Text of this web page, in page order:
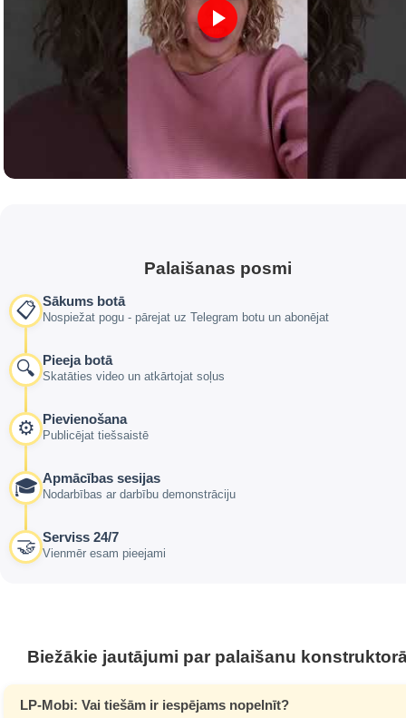
Palaišanas posmi
📋 Sākums botā
Nospiežat pogu - pārejat uz Telegram botu un abonējat
🔍 Pieeja botā
Skatāties video un atkārtojat soļus
⚙️ Pievienošana
Publicējat tiešsaistē
🎓 Apmācības sesijas
Nodarbības ar darbību demonstrāciju
🤝 Serviss 24/7
Vienmēr esam pieejami
Biežākie jautājumi par palaišanu
LP-Mobi: Vai tiešām ir iespējams nopelnīt?